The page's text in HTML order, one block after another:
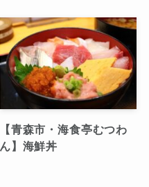
【青森市・海食亭むつわ
ん】海鮮丼